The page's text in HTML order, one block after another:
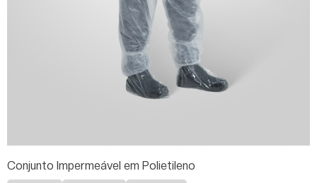
Conjunto Impermeável em Polietileno